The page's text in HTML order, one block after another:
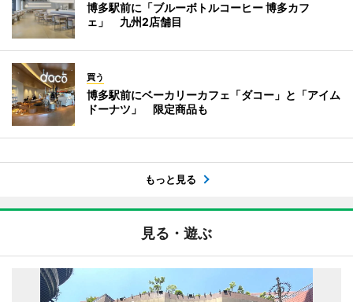
博多駅前に「ブルーボトルコーヒー 博多カフ
ェ」 九州2店舗目
買う
博多駅前にベーカリーカフェ「ダコー」と「アイム
ドーナツ」 限定商品も
もっと見る
見る・遊ぶ